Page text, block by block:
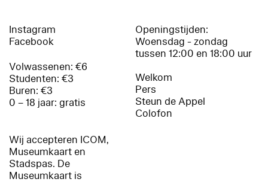
Instagram
Facebook
Volwassenen: €6
Studenten: €3
Buren: €3
0 – 18 jaar: gratis
Wij accepteren ICOM,
Museumkaart en
Stadspas. De
Museumkaart is
Openingstijden:
Woensdag - zondag
tussen 12:00 en 18:00 uur
Welkom
Pers
Steun de Appel
Colofon